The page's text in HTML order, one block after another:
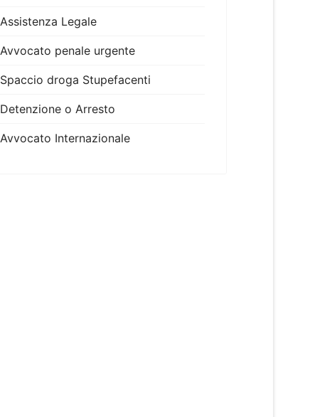
Assistenza Legale
Avvocato penale urgente
Spaccio droga Stupefacenti
Detenzione o Arresto
Avvocato Internazionale